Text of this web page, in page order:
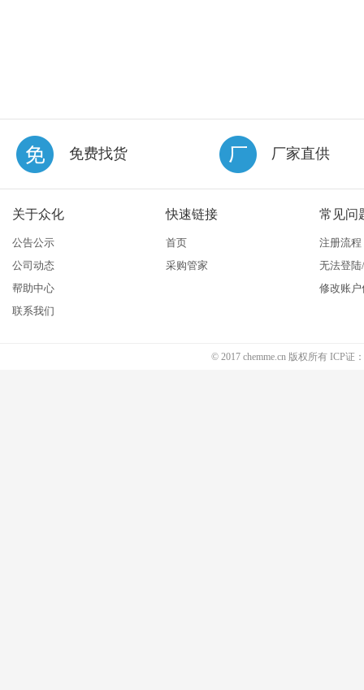
免费找货 厂家直供
关于众化
公告公示
公司动态
帮助中心
联系我们
快速链接
首页
采购管家
常见问
注册流程
无法登
修改账户
© 2017 chemme.cn 版权所有 ICP证：